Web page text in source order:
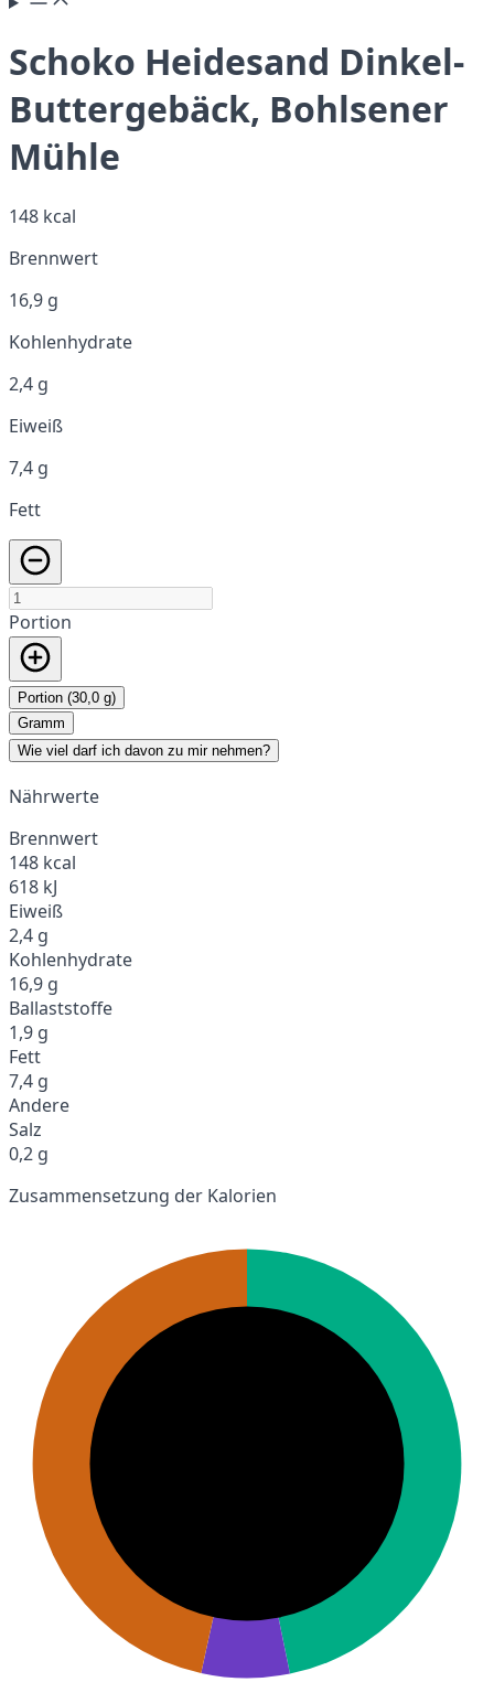
Schoko Heidesand Dinkel-
Buttergebäck, Bohlsener
Mühle
148 kcal
Brennwert
16,9 g
Kohlenhydrate
2,4 g
Eiweiß
7,4 g
Fett
Portion
Portion (30,0 g)
Gramm
Wie viel darf ich davon zu mir nehmen?
Nährwerte
Brennwert
148 kcal
618 kJ
Eiweiß
2,4 g
Kohlenhydrate
16,9 g
Ballaststoffe
1,9 g
Fett
7,4 g
Andere
Salz
0,2 g
Zusammensetzung der Kalorien